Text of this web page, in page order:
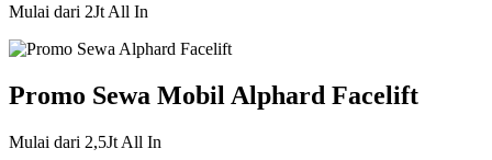
Mulai dari 2Jt All In
Promo Sewa Mobil Alphard Facelift
Mulai dari 2,5Jt All In